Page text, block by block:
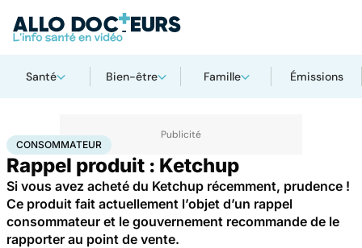
Santé Bien-être Famille Émissions
AccueilSantéConsommateur
CONSOMMATEUR
Rappel produit : Ketchup
Si vous avez acheté du Ketchup récemment, prudence !
Ce produit fait actuellement l’objet d’un rappel
consommateur et le gouvernement recommande de le
rapporter au point de vente.